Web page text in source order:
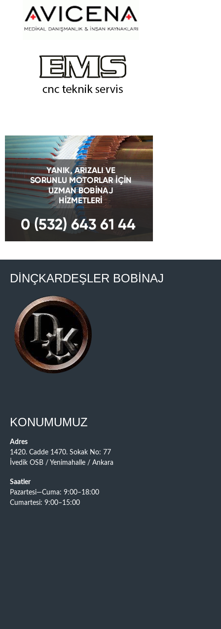
DİNÇKARDEŞLER BOBİNAJ
KONUMUMUZ
Adres
1420. Cadde 1470. Sokak No: 77
İvedik OSB / Yenimahalle / Ankara
Saatler
Pazartesi—Cuma: 9:00–18:00
Cumartesi: 9:00–15:00